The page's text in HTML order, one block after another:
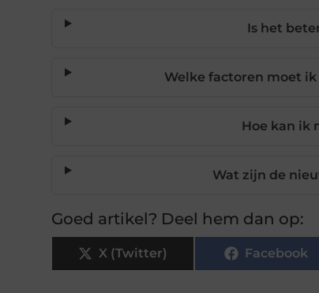
Is het
Welke factoren moet
Hoe kan ik
Wat zijn de
Goed artikel? Deel hem dan op:
X (Twitter) Facebook